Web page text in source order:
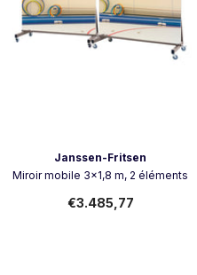
Vendeur:Janssen-Fritsen
Miroir mobile 3x1,8 m, 2 éléments
€3.485,77